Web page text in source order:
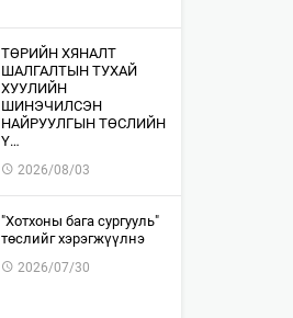
​ТӨРИЙН ХЯНАЛТ
ШАЛГАЛТЫН ТУХАЙ
ХУУЛИЙН
ШИНЭЧИЛСЭН
НАЙРУУЛГЫН ТӨСЛИЙН
Ү…
2026/08/03
"Хотхоны бага сургууль"
төслийг хэрэгжүүлнэ
2026/07/30